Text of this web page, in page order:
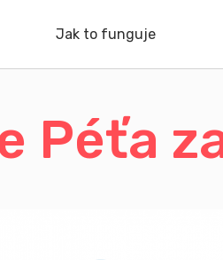
Jak to funguje
Péťa